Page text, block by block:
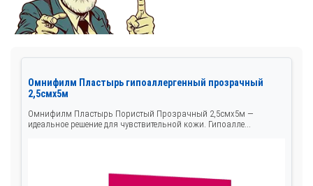
Омнифилм Пластырь гипоаллергенный прозрачный
2,5смх5м
Омнифилм Пластырь Пористый Прозрачный 2,5смх5м —
идеальное решение для чувствительной кожи. Гипоалле...